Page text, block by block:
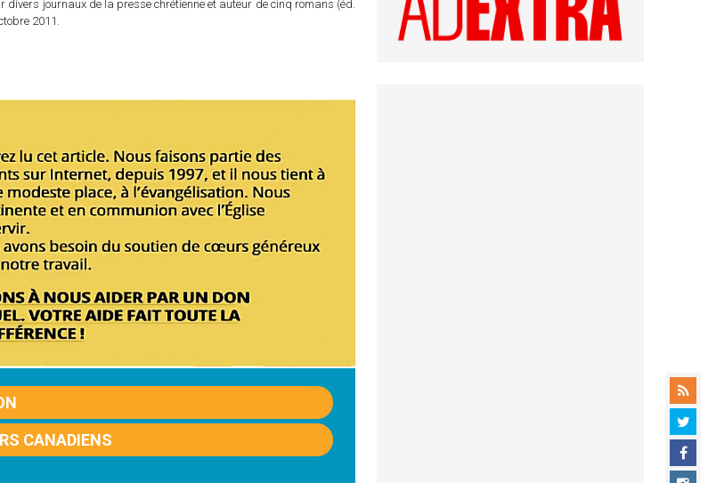
divers journaux de la presse chrétienne et auteur de cinq romans (éd.
2011.
CANADIENS